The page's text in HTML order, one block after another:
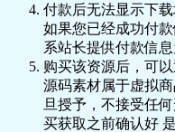
付款后无法显示下
如果您已经成功付
系站长提供付款信
购买该资源后，可以
源码素材属于虚拟
旦授予，不接受任
买获取之前确认好